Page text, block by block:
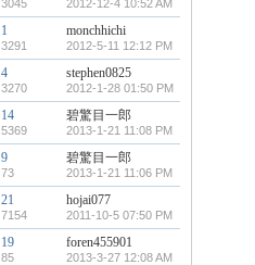
3045 2012-12-4 10:52 AM
1
3291
monchhichi
2012-5-11 12:12 PM
4
3270
stephen0825
2012-1-28 01:50 PM
14
5369
碧驚目一郎
2013-1-21 11:08 PM
9
73
碧驚目一郎
2013-1-21 11:06 PM
21
7154
hojai077
2011-10-5 07:50 PM
19
85
foren455901
2013-3-27 12:08 AM